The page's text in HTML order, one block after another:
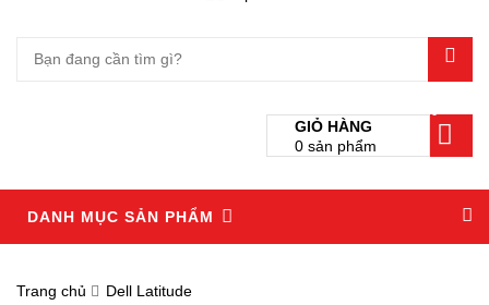
GIỎ HÀNG
0 sản phẩm
DANH MỤC SẢN PHẨM
Trang chủ Dell Latitude